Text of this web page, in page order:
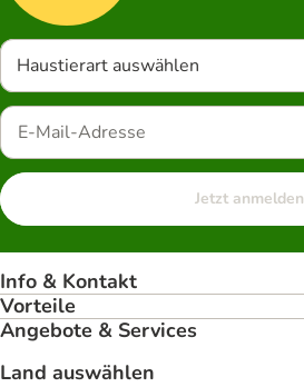
Haustierart auswählen
Jetzt anmelden
Info & Kontakt
Vorteile
Angebote & Services
Land auswählen